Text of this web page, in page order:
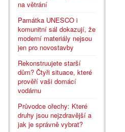
na větrání
Památka UNESCO i
komunitní sál dokazují, že
moderní materiály nejsou
jen pro novostavby
Rekonstruujete starší
dům? Čtyři situace, které
prověří vaši domácí
vodárnu
Průvodce ořechy: Které
druhy jsou nejzdravější a
jak je správně vybrat?